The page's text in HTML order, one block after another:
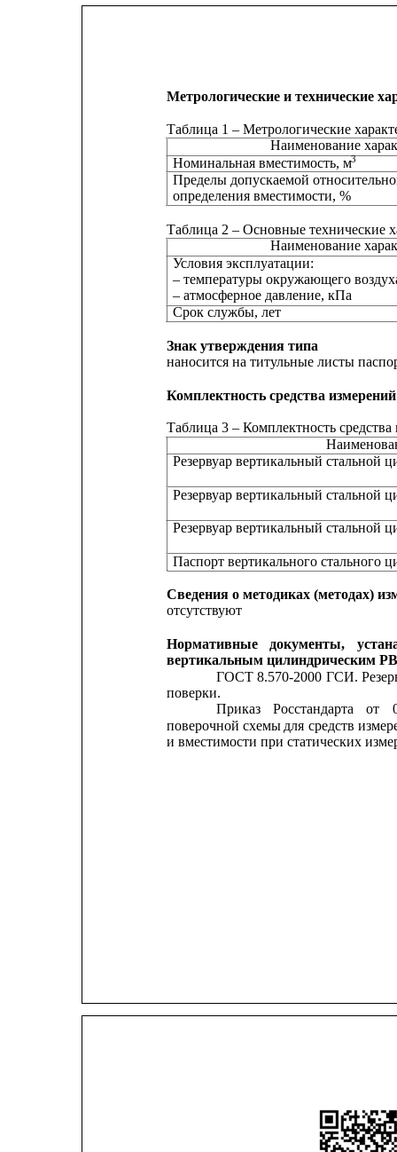
Метрологические и технические
Таблица 1 – Метрологические
Наименование
Номинальная вместимость, м3
Пределы допускаемой
определения вместимости, %
Таблица 2 – Основные технические
Наименование
Условия эксплуатации:
– температуры окружающего
– атмосферное давление, кПа
Срок службы, лет
Знак утверждения типа
наносится на титульные листы
Комплектность средства измерений
Таблица 3 – Комплектность средства
Резервуар вертикальный стальной
Резервуар вертикальный стальной
Резервуар вертикальный стальной
Паспорт вертикального стального
Сведения о методиках (методах)
отсутствуют
Нормативные документы,
вертикальным цилиндрическим
ГОСТ 8.570-2000 ГСИ.
поверки.
Приказ
Росстандарта от
поверочной схемы для средств
и вместимости при статических